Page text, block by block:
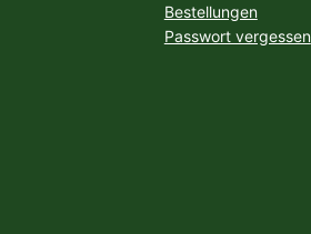
Bestellungen
Passwort vergessen